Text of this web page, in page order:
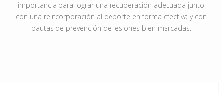
importancia para lograr una recuperación adecuada junto
con una reincorporación al deporte en forma efectiva y con
pautas de prevención de lesiones bien marcadas.